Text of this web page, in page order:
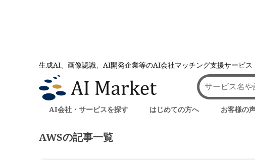
生成AI、画像認識、AI開発企業等のAI会社マッチング支援サービス
AI会社・サービスを探す はじめての方へ お客様の
AI会社とのマッチングは AI Market 記事一覧 AWS
記事一覧
AWSの記事一覧